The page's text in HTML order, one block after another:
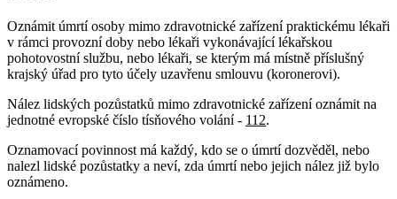
Oznámit úmrtí osoby mimo zdravotnické zařízení praktickému lékaři
v rámci provozní doby nebo lékaři vykonávající lékařskou
pohotovostní službu, nebo lékaři, se kterým má místně příslušný
krajský úřad pro tyto účely uzavřenu smlouvu (koronerovi).
Nález lidských pozůstatků mimo zdravotnické zařízení oznámit na
jednotné evropské číslo tísňového volání - 112.
Oznamovací povinnost má každý, kdo se o úmrtí dozvěděl, nebo
nalezl lidské pozůstatky a neví, zda úmrtí nebo jejich nález již bylo
oznámeno.